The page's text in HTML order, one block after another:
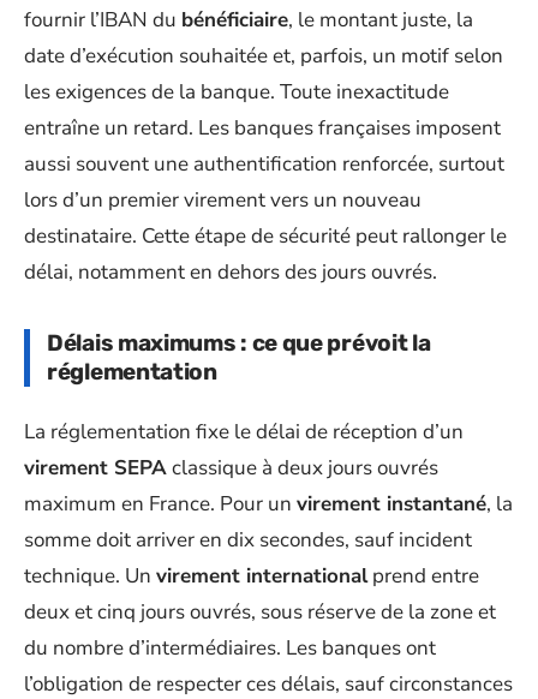
fournir l’IBAN du bénéficiaire, le montant juste, la
date d’exécution souhaitée et, parfois, un motif selon
les exigences de la banque. Toute inexactitude
entraîne un retard. Les banques françaises imposent
aussi souvent une authentification renforcée, surtout
lors d’un premier virement vers un nouveau
destinataire. Cette étape de sécurité peut rallonger le
délai, notamment en dehors des jours ouvrés.
Délais maximums : ce que prévoit la
réglementation
La réglementation fixe le délai de réception d’un
virement SEPAclassique à deux jours ouvrés
maximum en France. Pour un virement instantané, la
somme doit arriver en dix secondes, sauf incident
technique. Un virement internationalprend entre
deux et cinq jours ouvrés, sous réserve de la zone et
du nombre d’intermédiaires. Les banques ont
l’obligation de respecter ces délais, sauf circonstances